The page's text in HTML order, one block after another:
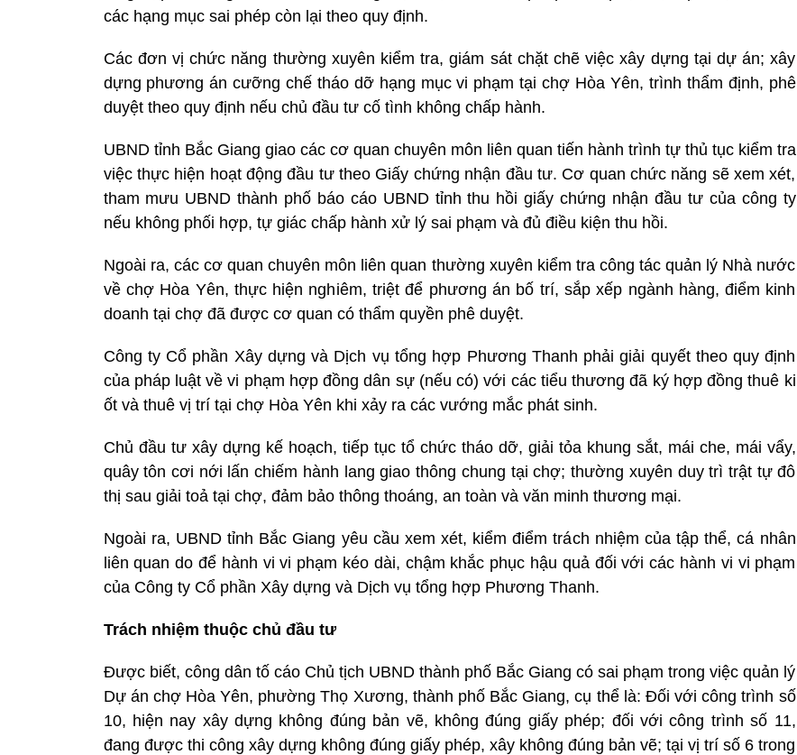
các hạng mục sai phép còn lại theo quy định.
Các đơn vị chức năng thường xuyên kiểm tra, giám sát chặt chẽ việc xây dựng tại dự án; xây
dựng phương án cưỡng chế tháo dỡ hạng mục vi phạm tại chợ Hòa Yên, trình thẩm định, phê
duyệt theo quy định nếu chủ đầu tư cố tình không chấp hành.
UBND tỉnh Bắc Giang giao các cơ quan chuyên môn liên quan tiến hành trình tự thủ tục kiểm tra
việc thực hiện hoạt động đầu tư theo Giấy chứng nhận đầu tư. Cơ quan chức năng sẽ xem xét,
tham mưu UBND thành phố báo cáo UBND tỉnh thu hồi giấy chứng nhận đầu tư của công ty
nếu không phối hợp, tự giác chấp hành xử lý sai phạm và đủ điều kiện thu hồi.
Ngoài ra, các cơ quan chuyên môn liên quan thường xuyên kiểm tra công tác quản lý Nhà nước
về chợ Hòa Yên, thực hiện nghiêm, triệt để phương án bố trí, sắp xếp ngành hàng, điểm kinh
doanh tại chợ đã được cơ quan có thẩm quyền phê duyệt.
Công ty Cổ phần Xây dựng và Dịch vụ tổng hợp Phương Thanh phải giải quyết theo quy định
của pháp luật về vi phạm hợp đồng dân sự (nếu có) với các tiểu thương đã ký hợp đồng thuê ki
ốt và thuê vị trí tại chợ Hòa Yên khi xảy ra các vướng mắc phát sinh.
Chủ đầu tư xây dựng kế hoạch, tiếp tục tổ chức tháo dỡ, giải tỏa khung sắt, mái che, mái vẩy,
quây tôn cơi nới lấn chiếm hành lang giao thông chung tại chợ; thường xuyên duy trì trật tự đô
thị sau giải toả tại chợ, đảm bảo thông thoáng, an toàn và văn minh thương mại.
Ngoài ra, UBND tỉnh Bắc Giang yêu cầu xem xét, kiểm điểm trách nhiệm của tập thể, cá nhân
liên quan do để hành vi vi phạm kéo dài, chậm khắc phục hậu quả đối với các hành vi vi phạm
của Công ty Cổ phần Xây dựng và Dịch vụ tổng hợp Phương Thanh.
Trách nhiệm thuộc chủ đầu tư
Được biết, công dân tố cáo Chủ tịch UBND thành phố Bắc Giang có sai phạm trong việc quản lý
Dự án chợ Hòa Yên, phường Thọ Xương, thành phố Bắc Giang, cụ thể là: Đối với công trình số
10, hiện nay xây dựng không đúng bản vẽ, không đúng giấy phép; đối với công trình số 11,
đang được thi công xây dựng không đúng giấy phép, xây không đúng bản vẽ; tại vị trí số 6 trong